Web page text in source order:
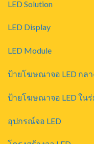
LED Solution
LED Display
LED Module
ป้ายโฆษณาจอ LED กล
ป้ายโฆษณาจอ LED ใน
อุปกรณ์จอ LED